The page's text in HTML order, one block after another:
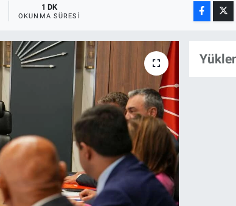
1 DK
OKUNMA SÜRESI